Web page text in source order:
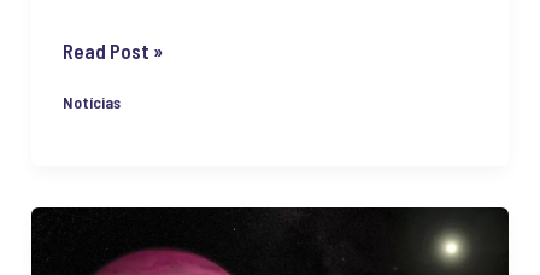
Read Post »
Notícias
imagem